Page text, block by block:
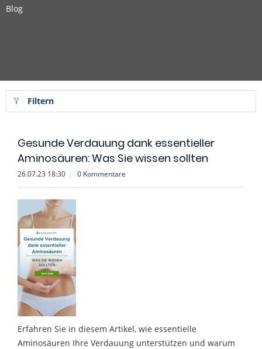
Blog
Filtern
Gesunde Verdauung dank essentieller
Aminosäuren: Was Sie wissen sollten
26.07.23 18:30 0 Kommentare
Erfahren Sie in diesem Artikel, wie essentielle
Aminosäuren Ihre Verdauung unterstützen und warum